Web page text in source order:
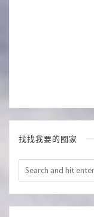
找找我要的國家